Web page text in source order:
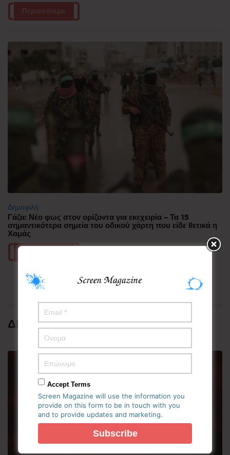
Περισσότερα
Δημοφιλή
Γάζα: Νέο φως στον ορίζοντα για εκεχειρία – Τα 15
σημαντικότερα σημεία του οδικού χάρτη που είδε θετικά η
Χαμάς
ΔΗΜΟΦΙΛΗ
Accept Terms
Screen Magazine will use the information you
provide on this form to be in touch with you
and to provide updates and marketing.